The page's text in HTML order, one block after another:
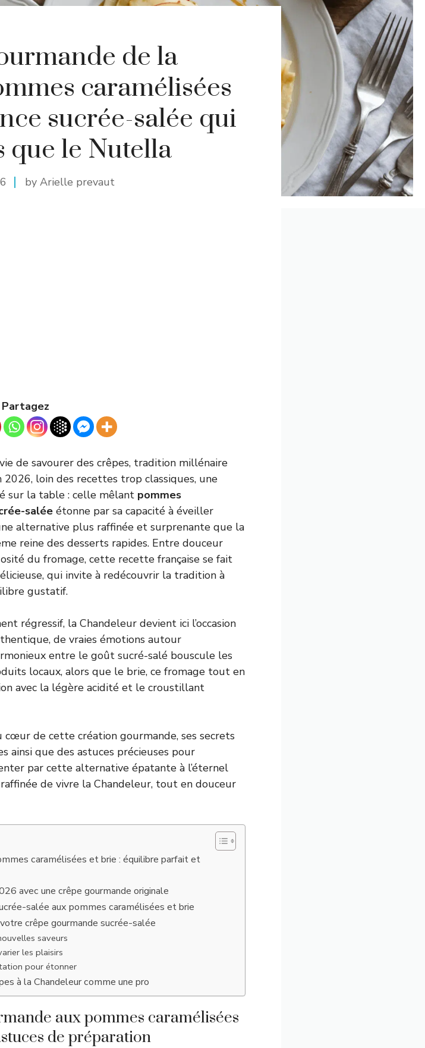
de la
caramélisées
sucrée-salée qui
que le Nutella
by Arielle prevaut
Partagez
de savourer des crêpes, tradition millénaire
loin des recettes trop classiques, une
sur la table : celle mêlant pommes
salée étonne par sa capacité à éveiller
alternative plus raffinée et surprenante que la
reine des desserts rapides. Entre douceur
du fromage, cette recette française se fait
qui invite à redécouvrir la tradition à
gustatif.
régressif, la Chandeleur devient ici l’occasion
de vraies émotions autour
entre le goût sucré-salé bouscule les
locaux, alors que le brie, ce fromage tout en
avec la légère acidité et le croustillant
cœur de cette création gourmande, ses secrets
ainsi que des astuces précieuses pour
par cette alternative épatante à l’éternel
de vivre la Chandeleur, tout en douceur
caramélisées et brie : équilibre parfait et
avec une crêpe gourmande originale
salée aux pommes caramélisées et brie
crêpe gourmande sucrée-salée
saveurs
les plaisirs
pour étonner
à la Chandeleur comme une pro
aux pommes caramélisées
de préparation